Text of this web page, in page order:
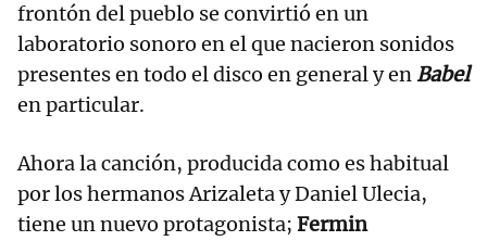
frontón del pueblo se convirtió en un
laboratorio sonoro en el que nacieron sonidos
presentes en todo el disco en general y enBabel
en particular.
Ahora la canción, producida como es habitual
por los hermanos Arizaleta y Daniel Ulecia,
tiene un nuevo protagonista; Fermin